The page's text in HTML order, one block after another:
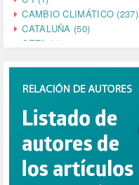
CAMBIO CLIMÁTICO (237)
CATALUÑA (50)
CETA (2)
CINE (35)
COMPROMISO (2)
CONFERENCIA (1)
CONSUMO (1)
CORONAVIRUS (155)
CORRUPCIÓN (215)